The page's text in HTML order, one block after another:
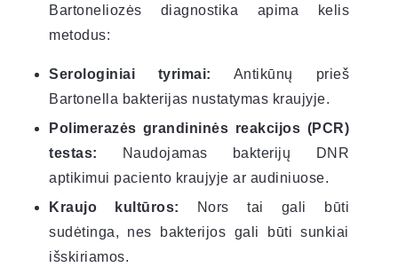
Bartoneliozės diagnostika apima kelis
metodus:
Serologiniai tyrimai:
Antikūnų prieš
Bartonella bakterijas nustatymas kraujyje.
Polimerazės grandininės reakcijos (PCR)
testas: Naudojamas bakterijų DNR
aptikimui paciento kraujyje ar audiniuose.
Kraujo kultūros:
Nors tai gali būti
sudėtinga, nes bakterijos gali būti sunkiai
išskiriamos.